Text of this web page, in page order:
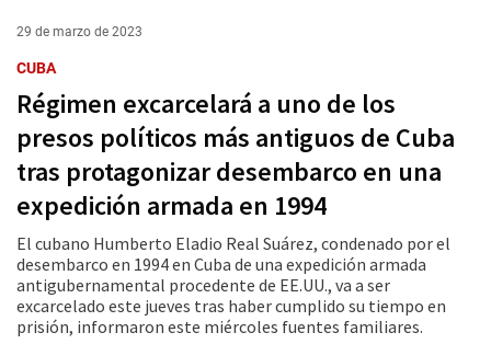
29 de marzo de 2023
CUBA
Régimen excarcelará a uno de los
presos políticos más antiguos de Cuba
tras protagonizar desembarco en una
expedición armada en 1994
El cubano Humberto Eladio Real Suárez, condenado por el
desembarco en 1994 en Cuba de una expedición armada
antigubernamental procedente de EE.UU., va a ser
excarcelado este jueves tras haber cumplido su tiempo en
prisión, informaron este miércoles fuentes familiares.